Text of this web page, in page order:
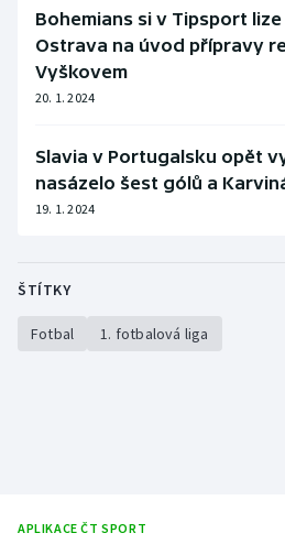
Bohemians si v Tipsport
Ostrava na úvod přípravy
Vyškovem
20. 1. 2024
Slavia v Portugalsku opět
nasázelo šest gólů a
19. 1. 2024
ŠTÍTKY
Fotbal 1. fotbalová liga
APLIKACE ČT SPORT